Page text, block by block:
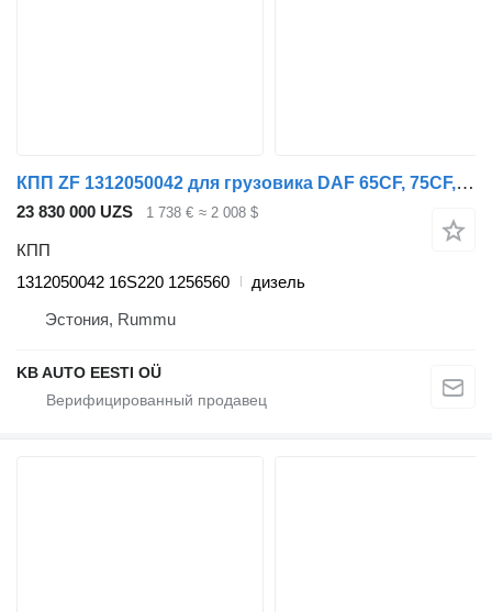
КПП ZF 1312050042 для грузовика DAF 65CF, 75CF, 85CF, 95XF (1997-2002)
23 830 000 UZS 1 738 € ≈ 2 008 $
КПП
1312050042 16S220 1256560
дизель
Эстония, Rummu
KB AUTO EESTI OÜ